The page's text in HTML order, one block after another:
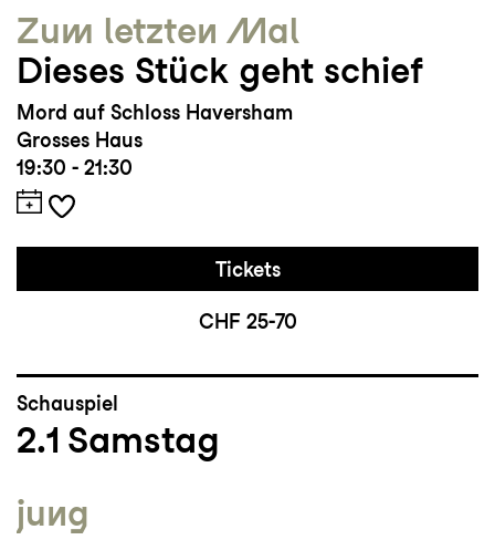
Zum letzten Mal
Dieses Stück geht schief
Mord auf Schloss Haversham
Grosses Haus
19:30 - 21:30
Tickets
CHF 25-70
Schauspiel
2.1 Samstag
jung